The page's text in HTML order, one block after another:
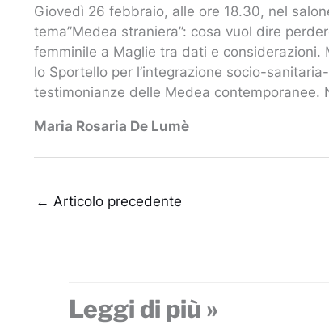
Giovedì 26 febbraio, alle ore 18.30, nel
tema”Medea straniera”: cosa vuol dire
femminile a Maglie tra dati e
lo Sportello per l’integrazione socio-
testimonianze delle Medea contemporanee.
Maria Rosaria De Lumè
← Articolo precedente
Leggi di più »